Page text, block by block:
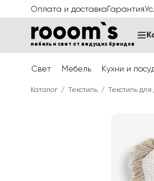
Оплата и доставкаГарантия
мебель и свет от ведущих брендов
Свет Мебель Кухни и
Каталог Текстиль Текстиль